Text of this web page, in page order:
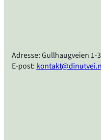
Adresse: Gullhaugveien 1-
E-post: